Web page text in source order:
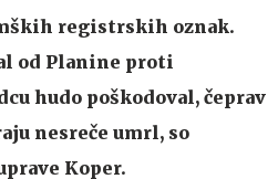
registrskih oznak.
od Planine proti
hudo poškodoval, čeprav
nesreče umrl, so
Koper.